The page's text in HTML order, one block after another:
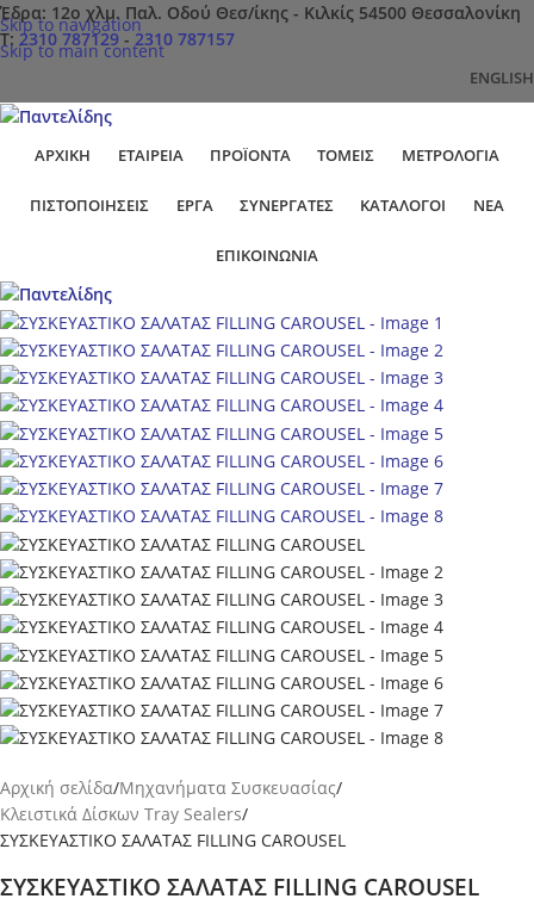
Skip to navigation
Skip to main content
Έδρα: 12ο χλμ. Παλ. Οδού Θεσ/ίκης - Κιλκίς 54500 Θεσσαλονίκη
Τ:2310 787129-2310 787157
ENGLISH
ΑΡΧΙΚΉ ΕΤΑΙΡΕΊΑ ΠΡΟΪΌΝΤΑ ΤΟΜΕΊΣ ΜΕΤΡΟΛΟΓΊΑ
ΠΙΣΤΟΠΟΙΉΣΕΙΣ ΕΡΓΑ ΣΥΝΕΡΓΆΤΕΣ ΚΑΤΆΛΟΓΟΙ ΝΈΑ
ΕΠΙΚΟΙΝΩΝΊΑ
Αρχική σελίδα Μηχανήματα Συσκευασίας
Κλειστικά Δίσκων Tray Sealers
ΣΥΣΚΕΥΑΣΤΙΚΟ ΣΑΛΑΤΑΣ FILLING CAROUSEL
ΣΥΣΚΕΥΑΣΤΙΚΟ ΣΑΛΑΤΑΣ FILLING CAROUSEL